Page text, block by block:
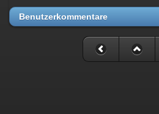
Benutzerkommentare